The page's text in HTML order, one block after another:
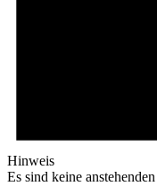
Hinweis
Es sind keine